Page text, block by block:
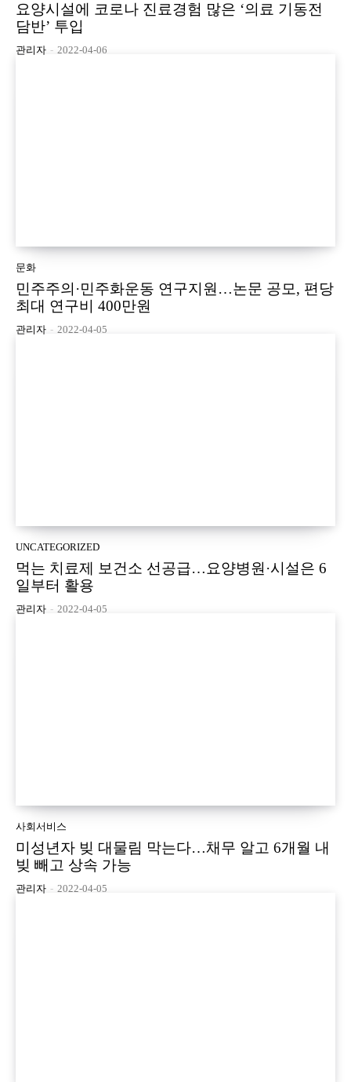
요양시설에 코로나 진료경험 많은 ‘의료 기동전
담반’ 투입
관리자 - 2022-04-06
문화
민주주의·민주화운동 연구지원…논문 공모, 편당
최대 연구비 400만원
관리자 - 2022-04-05
UNCATEGORIZED
먹는 치료제 보건소 선공급…요양병원·시설은 6
일부터 활용
관리자 - 2022-04-05
사회서비스
미성년자 빚 대물림 막는다…채무 알고 6개월 내
빚 빼고 상속 가능
관리자 - 2022-04-05